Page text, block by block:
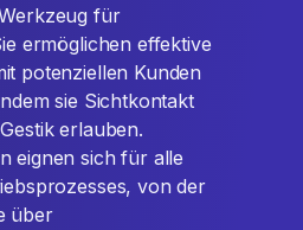
für
ermöglichen effektive
potenziellen Kunden
sie Sichtkontakt
erlauben.
eignen sich für alle
von der
über